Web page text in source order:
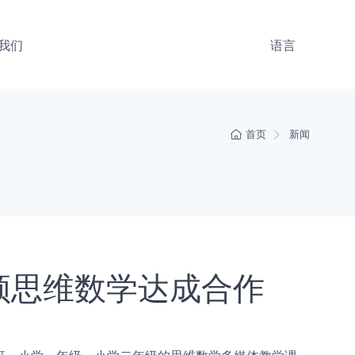
语言
们
首页 新闻
维数学达成合作